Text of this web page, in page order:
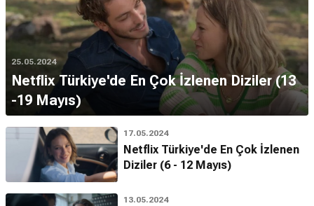
25.05.2024
Netflix Türkiye'de En Çok İzlenen Diziler (13
-19 Mayıs)
17.05.2024
Netflix Türkiye'de En Çok İzlenen
Diziler (6 - 12 Mayıs)
13.05.2024